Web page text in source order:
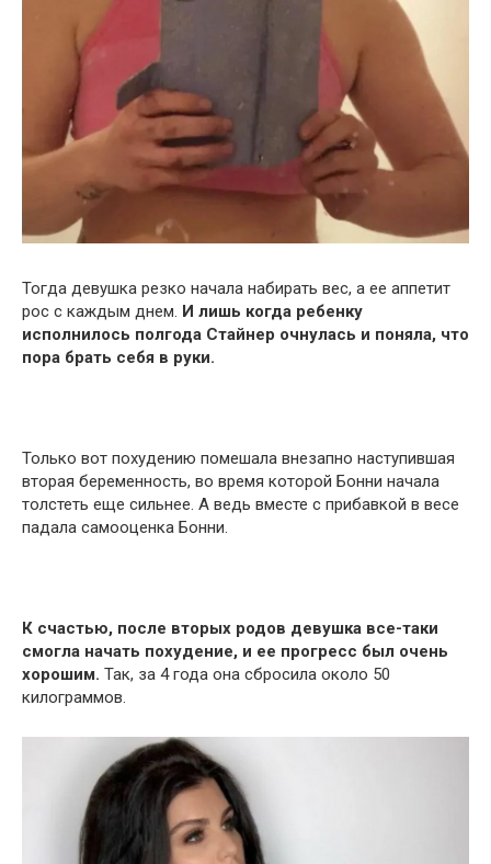
Тогда девушка резко начала набирать вес, а ее аппетит
рос с каждым днем. И лишь когда ребенку
исполнилось полгода Стайнер очнулась и поняла, что
пора брать себя в руки.
Только вот похудению помешала внезапно наступившая
вторая беременность, во время которой Бонни начала
толстеть еще сильнее. А ведь вместе с прибавкой в весе
падала самооценка Бонни.
К счастью, после вторых родов девушка все-таки
смогла начать похудение, и ее прогресс был очень
хорошим. Так, за 4 года она сбросила около 50
килограммов.